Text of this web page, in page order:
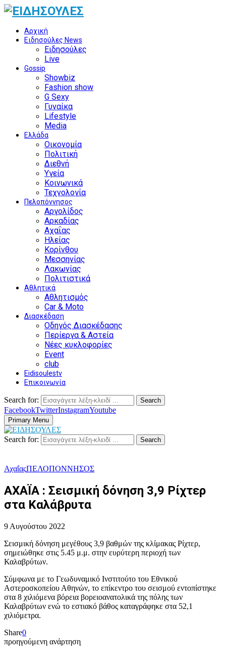
Αρχική
Ειδησούλες News
Ειδησούλες
Live
Gossip
Showbiz
Fashion show
G Sexy
Γυναίκα
Lifestyle
Media
Ελλάδα
Οικονομία
Πολιτική
Διεθνή
Υγεία
Κοινωνικά
Τεχνολογία
Πελοπόννησος
Αργολίδος
Αρκαδίας
Αχαΐας
Ηλείας
Κορίνθου
Μεσσηνίας
Λακωνίας
Πολιτιστικά
Αθλητικά
Αθλητισμός
Car & Moto
Διασκέδαση
Οδηγός Διασκέδασης
Περίεργα & Αστεία
Νέες κυκλοφορίες
Event
club
Eidisoulestv
Επικοινωνία
Search for: Search
FacebookTwitterInstagramYoutube
Primary Menu
Search for: Search
ΑχαΐαςΠΕΛΟΠΟΝΝΗΣΟΣ
ΑΧΑΪΑ : Σεισμική δόνηση 3,9 Ρίχτερ
στα Καλάβρυτα
9 Αυγούστου 2022
Σεισμική δόνηση μεγέθους 3,9 βαθμών της κλίμακας Ρίχτερ,
σημειώθηκε στις 5.45 μ.μ. στην ευρύτερη περιοχή των
Καλαβρύτων.
Σύμφωνα με το Γεωδυναμικό Ινστιτούτο του Εθνικού
Αστεροσκοπείου Αθηνών, το επίκεντρο του σεισμού εντοπίστηκε
στα 8 χιλιόμενα βόρεια βορειοανατολικά της πόλης των
Καλαβρύτων ενώ το εστιακό βάθος καταγράφηκε στα 52,1
χιλιόμετρα.
Share0
προηγούμενη ανάρτηση